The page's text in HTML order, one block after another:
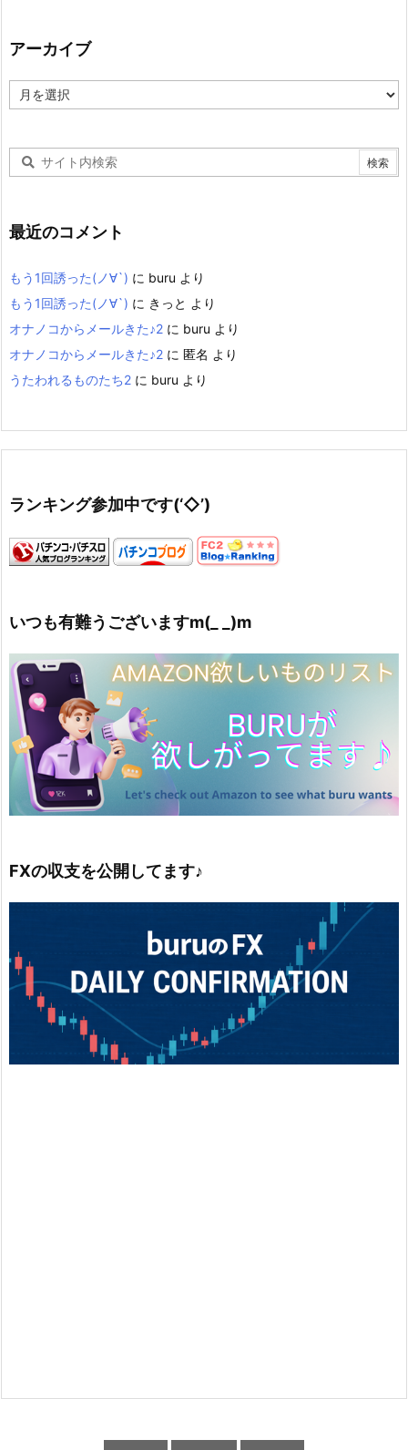
アーカイブ
ー
最近のコメント
もう1回誘った(ノ∀`) に buru より
もう1回誘った(ノ∀`) に きっと より
オナノコからメールきた♪2 に buru より
オナノコからメールきた♪2 に 匿名 より
うたわれるものたち2 に buru より
ランキング参加中です(‘◇’)ゞ
いつも有難うございますm(_ _)m
FXの収支を公開してます♪